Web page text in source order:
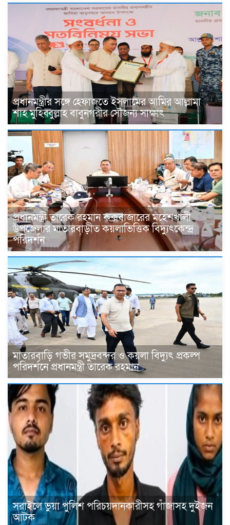
প্রধানমন্ত্রীর সঙ্গে হেফাজতে ইসলামের আমির আল্লামা
শাহ মুহিব্বুল্লাহ বাবুনগরীর সৌজন্য সাক্ষাৎ
প্রধানমন্ত্রী তারেক রহমান কক্সবাজারের মহেশখালী
উপজেলার মাতারবাড়ীত কয়লাভিত্তিক বিদ্যুৎকেন্দ্র
পরিদর্শন
মাতারবাড়ি গভীর সমুদ্রবন্দর ও কয়লা বিদ্যুৎ প্রকল্প
পরিদর্শনে প্রধানমন্ত্রী তারেক রহমান
সরাইলে ভুয়া পুলিশ পরিচয়দানকারীসহ গাঁজাসহ দুইজন
আটক